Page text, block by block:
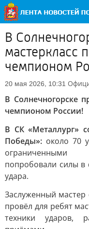
В
мастеркласс
чемпионом
20 мая 2026, 10:31
В Солнечногорске
чемпионом России!
В СК «Металлург»
Победы»: около 70
ограниченными
попробовали силы в
удара.
Заслуженный мастер
провёл для ребят
техники ударов,